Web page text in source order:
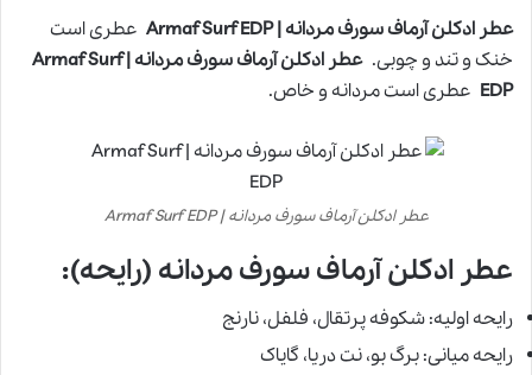
عطر ادکلن آرماف سورف مردانه | Armaf Surf EDP
عطری است
خنک و تند و چوبی.
عطر ادکلن آرماف سورف مردانه | Armaf Surf
EDP عطری است مردانه و خاص.
عطر ادکلن آرماف سورف مردانه | Armaf Surf EDP
عطر ادکلن آرماف سورف مردانه (رایحه):
رایحه اولیه: شکوفه پرتقال، فلفل،‌ نارنج
رایحه میانی: برگ بو، نت دریا، گایاک